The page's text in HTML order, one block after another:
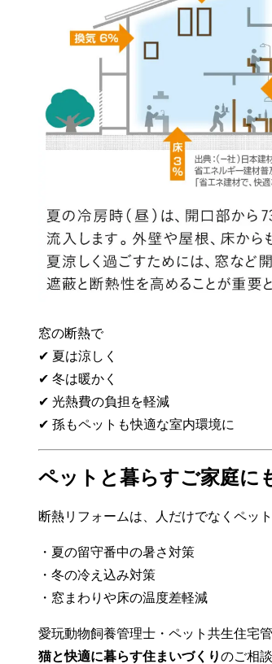
窓の断熱で
✔ 夏は涼しく
✔ 冬は暖かく
✔ 光熱費の負担を軽減
✔ 孫もペットも快適な室内環境に
ペットと暮らすご家庭に
断熱リフォームは、人だけでなくペッ
・夏の留守番中の暑さ対策
・冬の冷え込み対策
・窓まわりや床の温度差軽減
愛玩動物飼養管理士・ペット共生住宅
猫と快適に暮らす住まいづくりのご相